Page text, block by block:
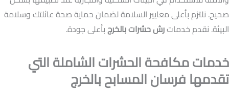
صحيح. نلتزم بأعلى معايير السلامة لضمان حماية صحة عائلتك وسلامة
البيئة. نقدم خدماترش حشرات بالخرجبأعلى جودة.
خدمات مكافحة الحشرات الشاملة التي
تقدمها فرسان المسابح بالخرج